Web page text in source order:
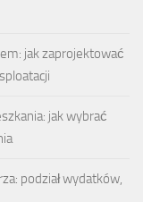
jak zaprojektować
jak wybrać
podział wydatków,